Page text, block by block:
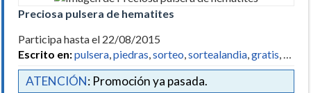
Preciosa pulsera de hematites
Participa hasta el 22/08/2015
Escrito en:pulsera,piedras,sorteo,sortealandia,gratis, …
ATENCIÓN: Promoción ya pasada.